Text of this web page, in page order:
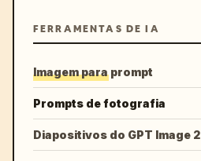
FERRAMENTAS DE IA
Imagem para prompt
Prompts de fotografia
Diapositivos do GPT Image 2